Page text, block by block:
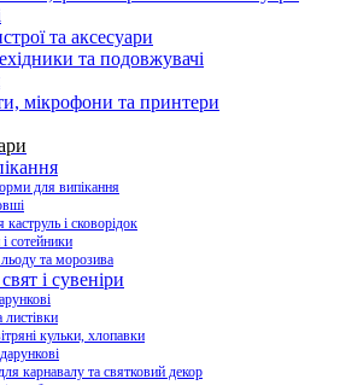
та аксесуари
та подовжувачі
мікрофони та принтери
для випікання
і сковорідок
сотейники
та морозива
і сувеніри
листівки
кульки, хлопавки
карнавалу та святковий декор